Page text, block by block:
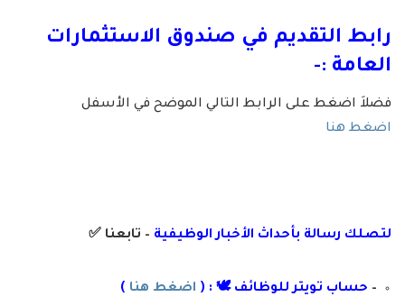
رابط التقديم في صندوق الاستثمارات
العامة :-
فضلاَ اضغط على الرابط التالي الموضح في الأسفل
اضغط هنا
لتصلك رسالة بأحداث الأخبار الوظيفية – تابعنا ✅
– حساب تويتر للوظائف 🕊 : ( اضغط هنا )